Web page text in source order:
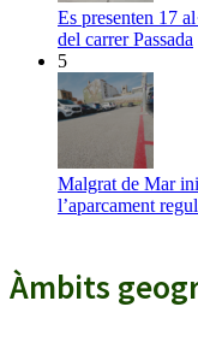
Es presenten 17
del carrer Passada
5
Malgrat de Mar
l’aparcament
Àmbits